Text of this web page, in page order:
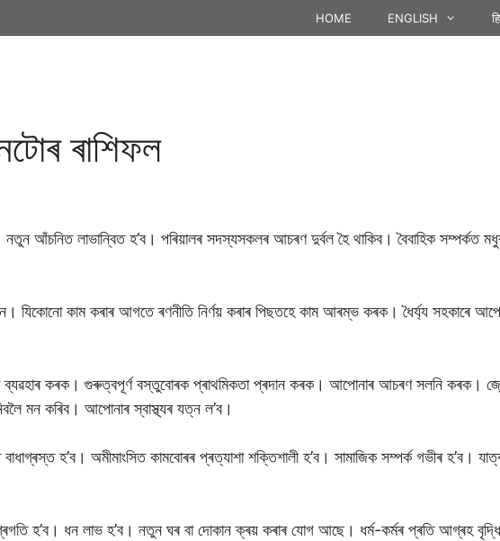
HOME ENGLISH
ৰাশিফল
আঁচনিত লাভান্বিত হ’ব। পৰিয়ালৰ সদস্যসকলৰ আচৰণ দুৰ্বল হৈ থাকিব। বৈবাহিক সম্পৰ্কত
যিকোনো কাম কৰাৰ আগতে ৰণনীতি নিৰ্ণয় কৰাৰ পিছতহে কাম আৰম্ভ কৰক। ধৈৰ্য্য সহকাৰে
কৰক। গুৰুত্বপূৰ্ণ বস্তুবোৰক প্ৰাথমিকতা প্ৰদান কৰক। আপোনাৰ আচৰণ সলনি কৰক।
মন কৰিব। আপোনাৰ স্বাস্থ্যৰ যত্ন ল’ব।
হ’ব। অমীমাংসিত কামবোৰৰ প্ৰত্যাশা শক্তিশালী হ’ব। সামাজিক সম্পৰ্ক গভীৰ হ’ব।
হ’ব। ধন লাভ হ’ব। নতুন ঘৰ বা দোকান ক্ৰয় কৰাৰ যোগ আছে। ধৰ্ম-কৰ্মৰ প্ৰতি আগ্ৰহ